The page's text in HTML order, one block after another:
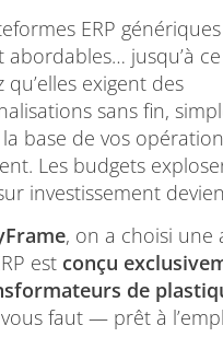
ERP
abordables… jusqu’à
qu’elles exigent des
sans fin,
base de vos
Les budgets
investissement
, on a choisi une
est conçu
de
vous faut — prêt à